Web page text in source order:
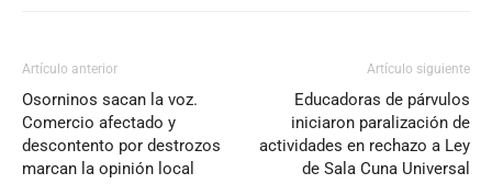
Artículo anterior
Osorninos sacan la voz.
Comercio afectado y
descontento por destrozos
marcan la opinión local
Artículo siguiente
Educadoras de párvulos
iniciaron paralización de
actividades en rechazo a Ley
de Sala Cuna Universal